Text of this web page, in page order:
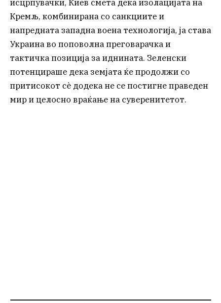
исцрпувачки, Киев смета дека изолацијата на
Кремљ, комбинирана со санкциите и
напредната западна воена технологија, ја става
Украина во поповолна преговарачка и
тактичка позиција за иднината. Зеленски
потенцираше дека земјата ќе продолжи со
притисокот сè додека не се постигне праведен
мир и целосно враќање на суверенитетот.